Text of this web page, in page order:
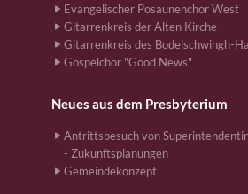
Evangelischer Posaunenchor West
Gitarrenkreis der Alten Kirche
Gitarrenkreis des Bodelschwingh-
Gospelchor "Good News"
Neues aus dem Presbyterium
Antrittsbesuch von
- Zukunftsplanungen
Gemeindekonzept